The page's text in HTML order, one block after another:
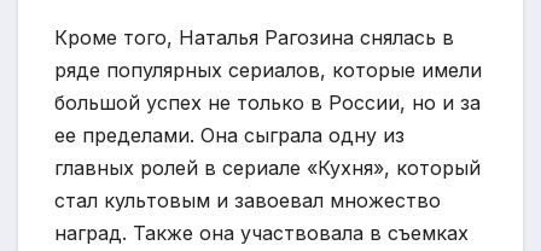
Кроме того, Наталья Рагозина снялась в
ряде популярных сериалов, которые имели
большой успех не только в России, но и за
ее пределами. Она сыграла одну из
главных ролей в сериале «Кухня», который
стал культовым и завоевал множество
наград. Также она участвовала в съемках